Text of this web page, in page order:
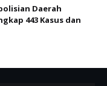
Daerah
443 Kasus dan